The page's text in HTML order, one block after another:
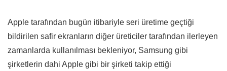
Apple tarafından bugün itibariyle seri üretime geçtiği
bildirilen safir ekranların diğer üreticiler tarafından ilerleyen
zamanlarda kullanılması bekleniyor, Samsung gibi
şirketlerin dahi Apple gibi bir şirketi takip ettiği